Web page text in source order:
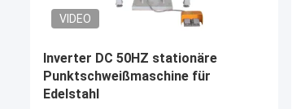
VIDEO
Einzelstahldraht-Mesh Stud Ac Dc
Welding-Maschinen-pneumatischer
Stellen-Schweißer